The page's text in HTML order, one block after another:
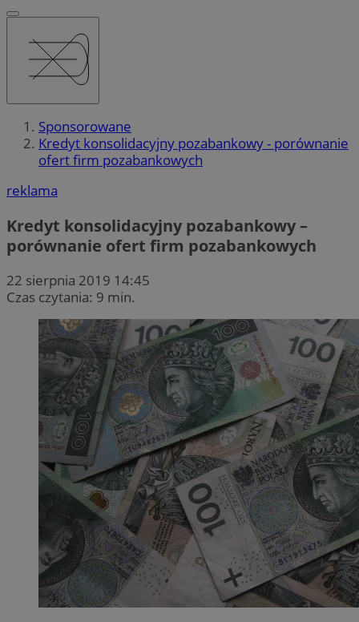
Sponsorowane
Kredyt konsolidacyjny pozabankowy - porównanie
ofert firm pozabankowych
reklama
Kredyt konsolidacyjny pozabankowy –
porównanie ofert firm pozabankowych
22 sierpnia 2019 14:45
Czas czytania: 9 min.